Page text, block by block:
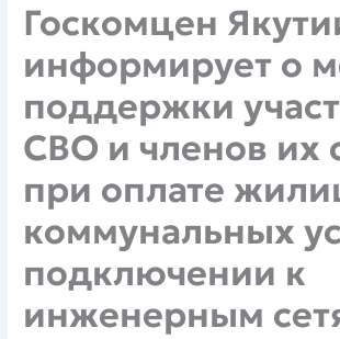
Госкомцен
информирует о
поддержки
СВО и членов их
при оплате
коммунальных
подключении к
инженерным